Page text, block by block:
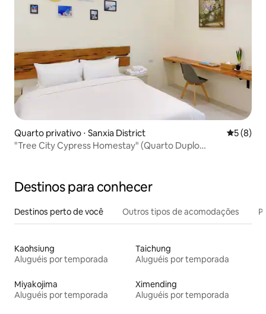
Quarto privativo ⋅ Sanxia District 5 de
5 (8)
"Tree City Cypress Homestay" (Quarto Duplo
quadrados de jardim e estacionamento exclusivo
Destinos para conhecer
Destinos perto de você Outros tipos de acomodações
Kaohsiung
Aluguéis por temporada
Taichung
Aluguéis por temporada
Miyakojima
Aluguéis por temporada
Ximending
Aluguéis por temporada